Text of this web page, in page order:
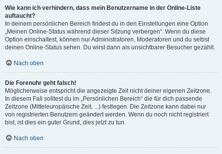
Wie kann ich verhindern, dass mein Benutzername in der Online-Liste
auftaucht?
In deinem persönlichen Bereich findest du in den Einstellungen eine Option
„Meinen Online-Status während dieser Sitzung verbergen“. Wenn du diese
Option einschaltest, können nur Administratoren, Moderatoren und du selbst
deinen Online-Status sehen. Du wirst dann als unsichtbarer Besucher gezählt.
Nach oben
Die Forenuhr geht falsch!
Möglicherweise entspricht die angezeigte Zeit nicht deiner eigenen Zeitzone.
In diesem Fall solltest du im „Persönlichen Bereich“ die für dich passende
Zeitzone (Mitteleuropäische Zeit, ...) festlegen. Die Zeitzone kann dabei nur
von registrierten Benutzern geändert werden. Wenn du noch nicht registriert
bist, ist dies ein guter Grund, dies jetzt zu tun.
Nach oben